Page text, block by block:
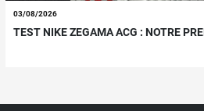
03/08/2026
TEST NIKE ZEGAMA ACG : NOTRE